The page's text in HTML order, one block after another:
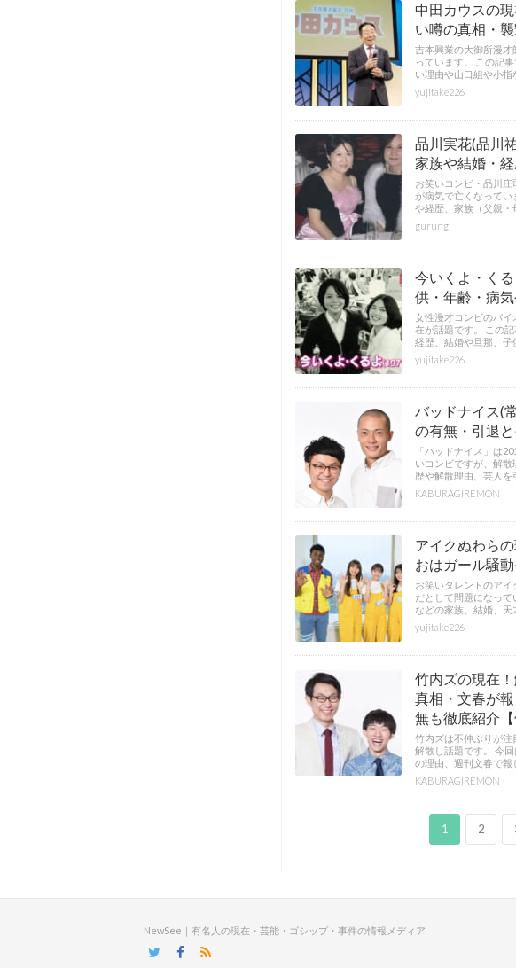
中田カウスの
い噂の真相・
吉本興業の大御所漫
っています。 この記
い理由や山口組や小
yujitake226
品川実花(品川
家族や結婚・
お笑いコンビ・品川
が病気で亡くなって
や経歴、家族（父親
gurung
今いくよ・く
供・年齢・病
女性漫才コンビのパ
在が話題です。 この
経歴、結婚や旦那、
yujitake226
バッドナイス(
の有無・引退
「バッドナイス」は
いコンビですが、解
歴や解散理由、芸人
KABURAGIREMON
アイクぬわら
おはガール騒
お笑いタレントのアイ
だとして問題になっ
などの家族、結婚、天
yujitake226
竹内ズの現在
真相・文春が
無も徹底紹介【
竹内ズは不仲ぶりが注
解散し話題です。 今
の理由、週刊文春で
KABURAGIREMON
1 2
NewSee｜有名人の現在・芸能・ゴシップ・事件の情報メディア